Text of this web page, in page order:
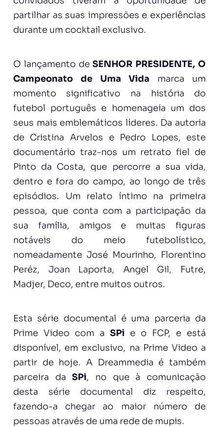
partilhar as suas impressões e experiências
durante um cocktail exclusivo.
O lançamento deSENHOR PRESIDENTE, O
Campeonato de Uma Vida marca um
momento significativo na história do
futebol português e homenageia um dos
seus mais emblemáticos líderes. Da autoria
de Cristina Arvelos e Pedro Lopes, este
documentário traz-nos um retrato fiel de
Pinto da Costa, que percorre a sua vida,
dentro e fora do campo, ao longo de três
episódios. Um relato íntimo na primeira
pessoa, que conta com a participação da
sua família, amigos e muitas figuras
notáveis do meio futebolístico,
nomeadamente José Mourinho, Florentino
Peréz, Joan Laporta, Angel Gil, Futre,
Madjer, Deco, entre muitos outros.
Esta série documental é uma parceria da
Prime Video com a SPi e o FCP, e está
disponível, em exclusivo, na Prime Video a
partir de hoje. A Dreammedia é também
parceira daSPi, no que à comunicação
desta série documental diz respeito,
fazendo-a chegar ao maior número de
pessoas através de uma rede de mupis.